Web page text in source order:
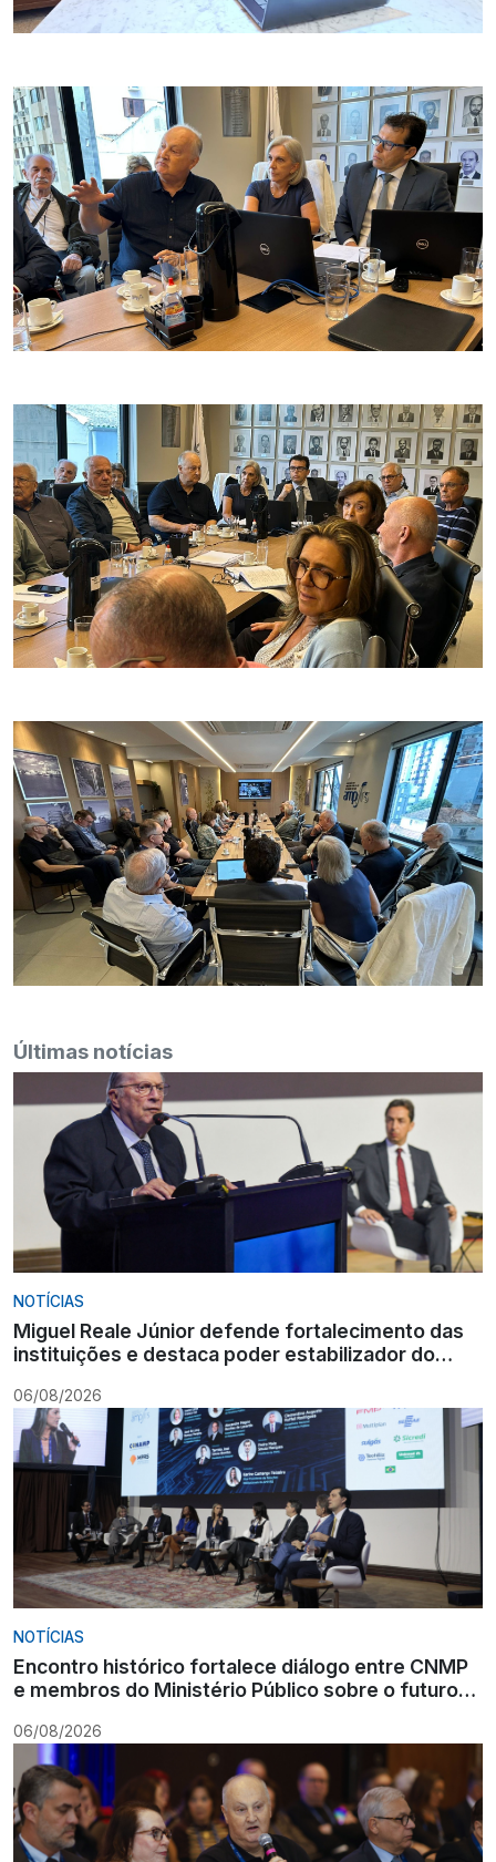
Últimas notícias
NOTÍCIAS
Miguel Reale Júnior defende fortalecimento das
instituições e destaca poder estabilizador do
06/08/2026
NOTÍCIAS
Encontro histórico fortalece diálogo entre CNMP
e membros do Ministério Público sobre o futuro
06/08/2026